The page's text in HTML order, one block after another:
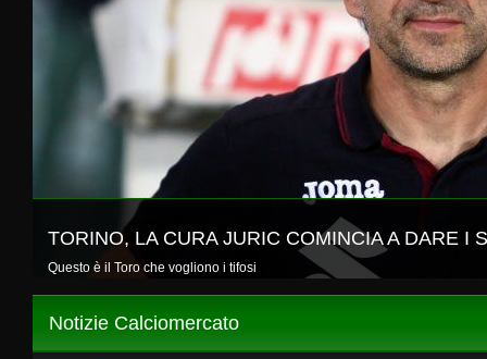
TORINO, LA CURA JURIC COMINCIA A DARE I
Questo è il Toro che vogliono i tifosi
Notizie Calciomercato